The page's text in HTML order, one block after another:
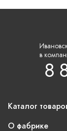
в
8
Каталог
О фабрике